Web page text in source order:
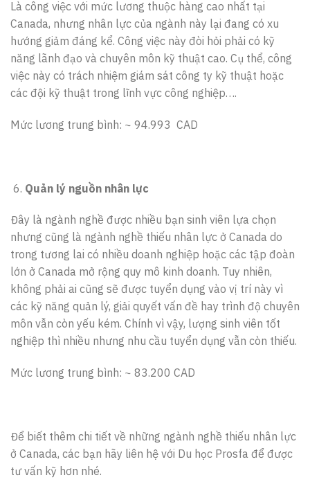
Là công việc với mức lương thuộc hàng cao nhất tại
Canada, nhưng nhân lực của ngành này lại đang có xu
hướng giảm đáng kể. Công việc này đòi hỏi phải có kỹ
năng lãnh đạo và chuyên môn kỹ thuật cao. Cụ thể, công
việc này có trách nhiệm giám sát công ty kỹ thuật hoặc
các đội kỹ thuật trong lĩnh vực công nghiệp….
Mức lương trung bình: ~ 94.993 CAD
Quản lý nguồn nhân lực
Đây là ngành nghề được nhiều bạn sinh viên lựa chọn
nhưng cũng là ngành nghề thiếu nhân lực ở Canada do
trong tương lai có nhiều doanh nghiệp hoặc các tập đoàn
lớn ở Canada mở rộng quy mô kinh doanh. Tuy nhiên,
không phải ai cũng sẽ được tuyển dụng vào vị trí này vì
các kỹ năng quản lý, giải quyết vấn đề hay trình độ chuyên
môn vẫn còn yếu kém. Chính vì vậy, lượng sinh viên tốt
nghiệp thì nhiều nhưng nhu cầu tuyển dụng vẫn còn thiếu.
Mức lương trung bình: ~ 83.200 CAD
Để biết thêm chi tiết về những ngành nghề thiếu nhân lực
ở Canada, các bạn hãy liên hệ với Du học Prosfa để được
tư vấn kỹ hơn nhé.